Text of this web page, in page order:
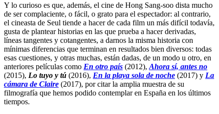
Y lo curioso es que, además, el cine de Hong Sang-soo dista mucho
de ser complaciente, o fácil, o grato para el espectador: al contrario,
el cineasta de Seul tiende a hacer de cada film un más difícil todavía,
gusta de plantear historias en las que prueba a hacer derivadas,
líneas tangentes y cotangentes, a darnos la misma historia con
mínimas diferencias que terminan en resultados bien diversos: todas
esas cuestiones, y otras muchas, están dadas, de un modo u otro, en
anteriores películas como En otro país (2012), Ahora sí, antes no
(2015), Lo tuyo y tú (2016), En la playa sola de noche (2017) y La
cámara de Claire (2017), por citar la amplia muestra de su
filmografía que hemos podido contemplar en España en los últimos
tiempos.